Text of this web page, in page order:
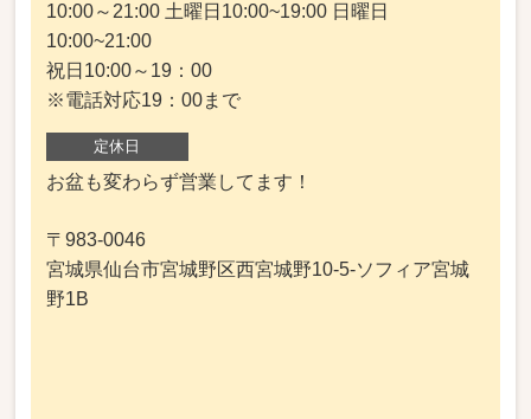
10:00～21:00 土曜日10:00~19:00 日曜日
10:00~21:00
祝日10:00～19：00
※電話対応19：00まで
定休日
お盆も変わらず営業してます！
〒983-0046
宮城県仙台市宮城野区西宮城野10-5-ソフィア宮城
野1B